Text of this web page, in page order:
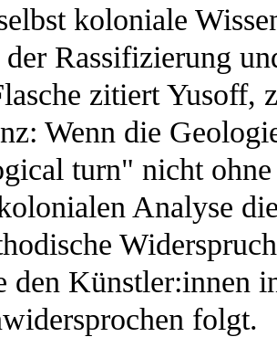
koloniale
der Rassifizierung
zitiert Yusoff,
Wenn die
turn" nicht
Analyse
den Künstler:innen
folgt.